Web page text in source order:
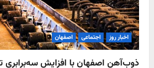
اخبار روز اجتماعی اصفهان
ذوب‌آهن اصفهان با افزایش سه‌برابری